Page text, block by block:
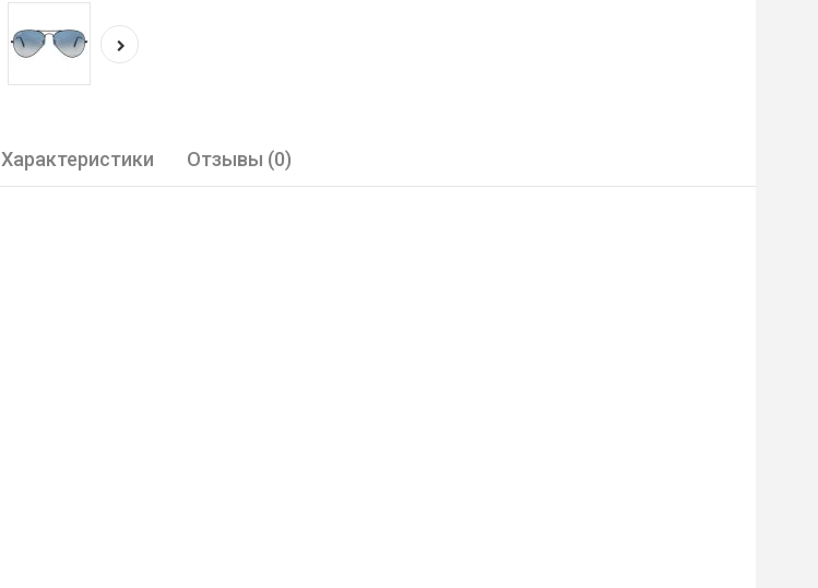
Характеристики Отзывы (0)